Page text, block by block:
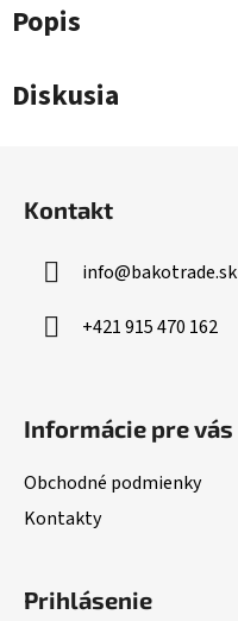
Popis
Diskusia
Kontakt
info@bakotrade.sk
+421 915 470 162
Informácie pre vás
Obchodné podmienky
Kontakty
Prihlásenie